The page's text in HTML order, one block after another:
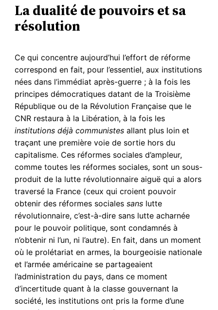
La dualité de pouvoirs et sa
résolution
Ce qui concentre aujourd’hui l’effort de réforme
correspond en fait, pour l’essentiel, aux institutions
nées dans l’immédiat après-guerre ; à la fois les
principes démocratiques datant de la Troisième
République ou de la Révolution Française que le
CNR restaura à la Libération, à la fois les
institutions déjà communistes allant plus loin et
traçant une première voie de sortie hors du
capitalisme. Ces réformes sociales d’ampleur,
comme toutes les réformes sociales, sont un sous-
produit de la lutte révolutionnaire aiguë qui a alors
traversé la France (ceux qui croient pouvoir
obtenir des réformes socialessans lutte
révolutionnaire, c’est-à-dire sans lutte acharnée
pour le pouvoir politique, sont condamnés à
n’obtenir ni l’un, ni l’autre). En fait, dans un moment
où le prolétariat en armes, la bourgeoisie nationale
et l’armée américaine se partageaient
l’administration du pays, dans ce moment
d’incertitude quant à la classe gouvernant la
société, les institutions ont pris la forme d’une